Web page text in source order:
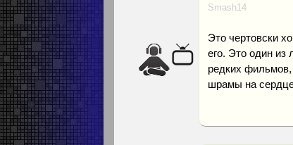
Smash14
Это чертовски
его. Это один из
редких
шрамы на